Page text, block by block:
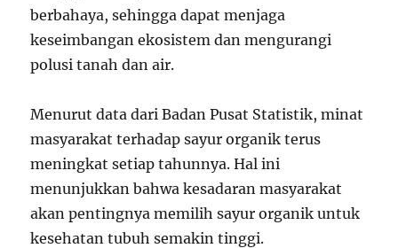
berbahaya, sehingga dapat menjaga
keseimbangan ekosistem dan mengurangi
polusi tanah dan air.
Menurut data dari Badan Pusat Statistik, minat
masyarakat terhadap sayur organik terus
meningkat setiap tahunnya. Hal ini
menunjukkan bahwa kesadaran masyarakat
akan pentingnya memilih sayur organik untuk
kesehatan tubuh semakin tinggi.